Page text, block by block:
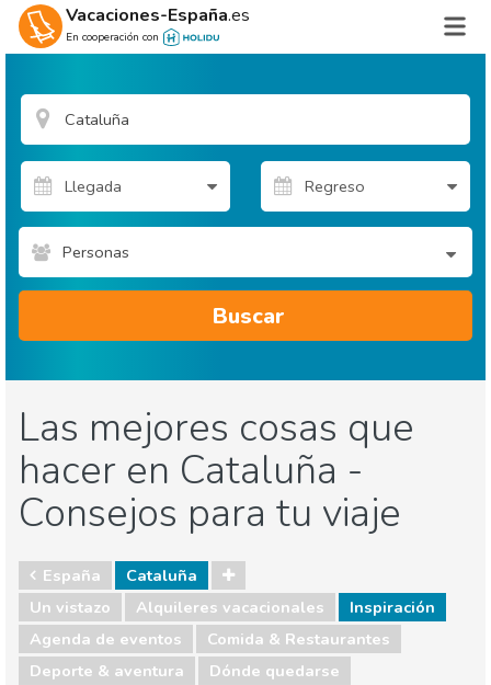
Vacaciones-España.es
En cooperación con
Personas
Buscar
Las mejores cosas que
hacer en Cataluña -
Consejos para tu viaje
España
Cataluña
Un vistazo
Alquileres vacacionales
Inspiración
Agenda de eventos
Comida & Restaurantes
Deporte & aventura
Dónde quedarse